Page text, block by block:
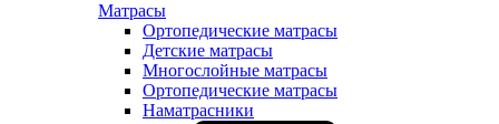
Матрасы
Ортопедические матрасы
Детские матрасы
Многослойные матрасы
Ортопедические матрасы
Наматрасники